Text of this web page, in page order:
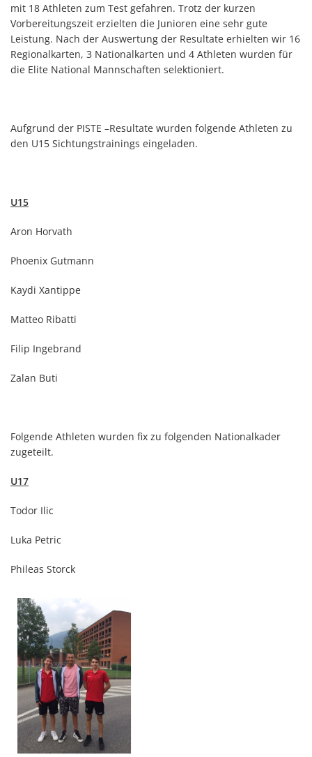
mit 18 Athleten zum Test gefahren. Trotz der kurzen
Vorbereitungszeit erzielten die Junioren eine sehr gute
Leistung. Nach der Auswertung der Resultate erhielten wir 16
Regionalkarten, 3 Nationalkarten und 4 Athleten wurden für
die Elite National Mannschaften selektioniert.
Aufgrund der PISTE –Resultate wurden folgende Athleten zu
den U15 Sichtungstrainings eingeladen.
U15
Aron Horvath
Phoenix Gutmann
Kaydi Xantippe
Matteo Ribatti
Filip Ingebrand
Zalan Buti
Folgende Athleten wurden fix zu folgenden Nationalkader
zugeteilt.
U17
Todor Ilic
Luka Petric
Phileas Storck